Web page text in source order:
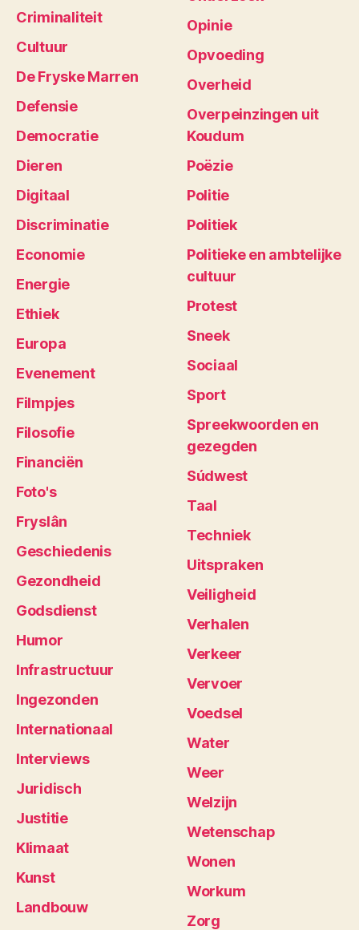
Criminaliteit
Cultuur
De Fryske Marren
Defensie
Democratie
Dieren
Digitaal
Discriminatie
Economie
Energie
Ethiek
Europa
Evenement
Filmpjes
Filosofie
Financiën
Foto's
Fryslân
Geschiedenis
Gezondheid
Godsdienst
Humor
Infrastructuur
Ingezonden
Internationaal
Interviews
Juridisch
Justitie
Klimaat
Kunst
Landbouw
Opinie
Opvoeding
Overheid
Overpeinzingen uit
Koudum
Poëzie
Politie
Politiek
Politieke en ambtelijke
cultuur
Protest
Sneek
Sociaal
Sport
Spreekwoorden en
gezegden
Súdwest
Taal
Techniek
Uitspraken
Veiligheid
Verhalen
Verkeer
Vervoer
Voedsel
Water
Weer
Welzijn
Wetenschap
Wonen
Workum
Zorg